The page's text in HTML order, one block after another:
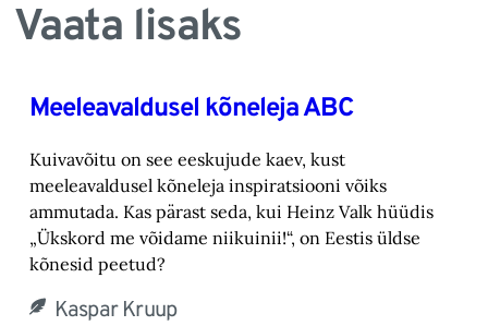
Vaata lisaks
Meeleavaldusel kõneleja ABC
Kuivavõitu on see eeskujude kaev, kust
meeleavaldusel kõneleja inspiratsiooni võiks
ammutada. Kas pärast seda, kui Heinz Valk hüüdis
„Ükskord me võidame niikuinii!“, on Eestis üldse
kõnesid peetud?
Kaspar Kruup